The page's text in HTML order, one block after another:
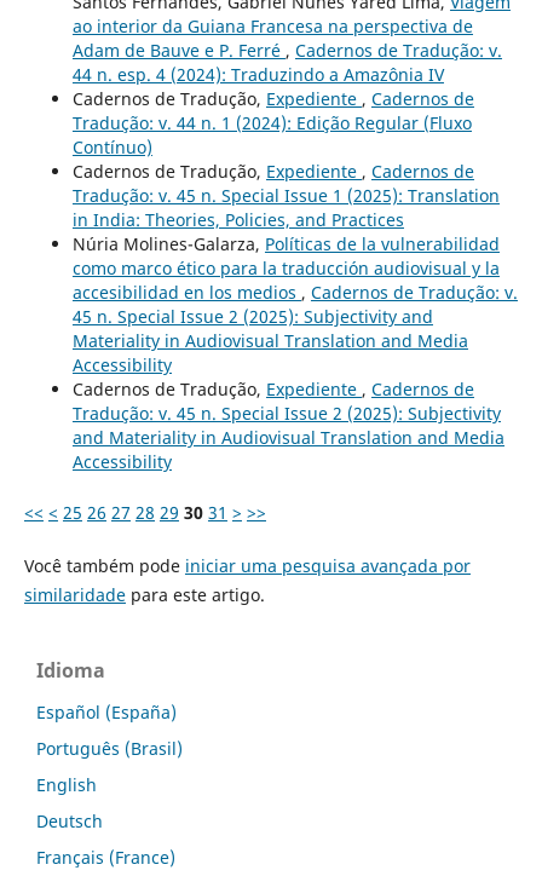
ao interior da Guiana Francesa na perspectiva de
Adam de Bauve e P. Ferré , Cadernos de Tradução: v.
44 n. esp. 4 (2024): Traduzindo a Amazônia IV
Cadernos de Tradução, Expediente , Cadernos de
Tradução: v. 44 n. 1 (2024): Edição Regular (Fluxo
Contínuo)
Cadernos de Tradução, Expediente , Cadernos de
Tradução: v. 45 n. Special Issue 1 (2025): Translation
in India: Theories, Policies, and Practices
Núria Molines-Galarza, Políticas de la vulnerabilidad
como marco ético para la traducción audiovisual y la
accesibilidad en los medios , Cadernos de Tradução: v.
45 n. Special Issue 2 (2025): Subjectivity and
Materiality in Audiovisual Translation and Media
Accessibility
Cadernos de Tradução, Expediente , Cadernos de
Tradução: v. 45 n. Special Issue 2 (2025): Subjectivity
and Materiality in Audiovisual Translation and Media
Accessibility
<< < 25 26 27 28 29 30 31 > >>
Você também pode iniciar uma pesquisa avançada por
similaridadepara este artigo.
Idioma
Español (España)
Português (Brasil)
English
Deutsch
Français (France)